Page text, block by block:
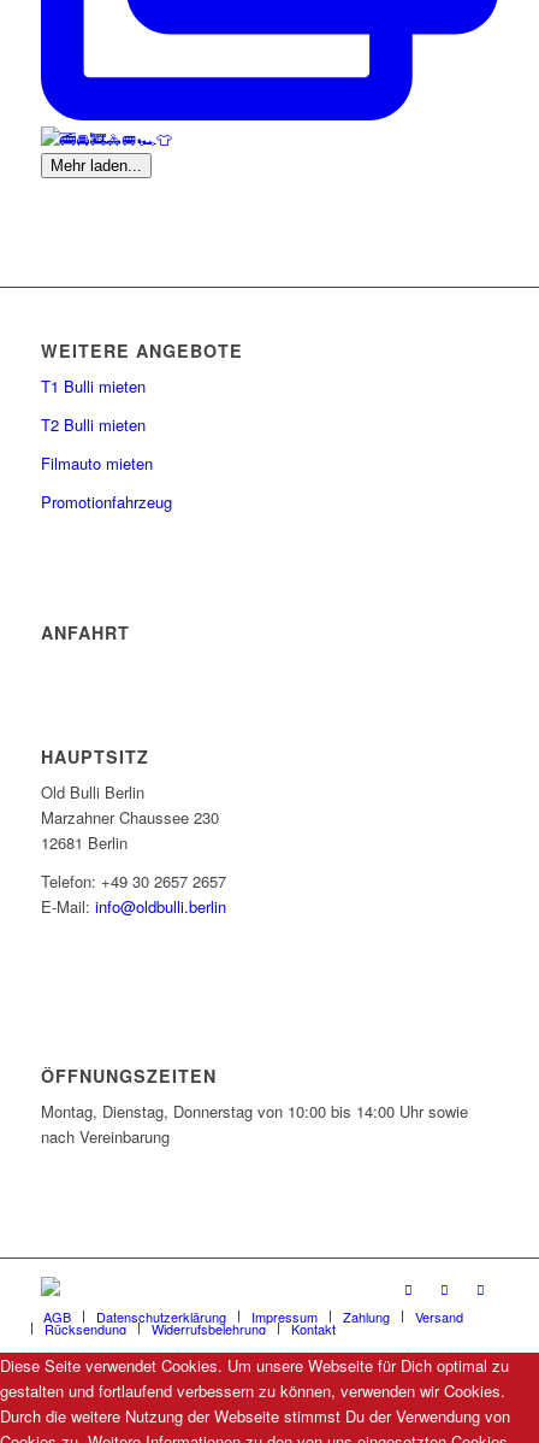
Mehr laden...
WEITERE ANGEBOTE
T1 Bulli mieten
T2 Bulli mieten
Filmauto mieten
Promotionfahrzeug
ANFAHRT
HAUPTSITZ
Old Bulli Berlin
Marzahner Chaussee 230
12681 Berlin
Telefon: +49 30 2657 2657
E-Mail: info@oldbulli.berlin
ÖFFNUNGSZEITEN
Montag, Dienstag, Donnerstag von 10:00 bis 14:00 Uhr sowie
nach Vereinbarung
AGB Datenschutzerklärung Impressum Zahlung Versand
Rücksendung Widerrufsbelehrung Kontakt
Diese Seite verwendet Cookies. Um unsere Webseite für Dich optimal zu
gestalten und fortlaufend verbessern zu können, verwenden wir Cookies.
Durch die weitere Nutzung der Webseite stimmst Du der Verwendung von